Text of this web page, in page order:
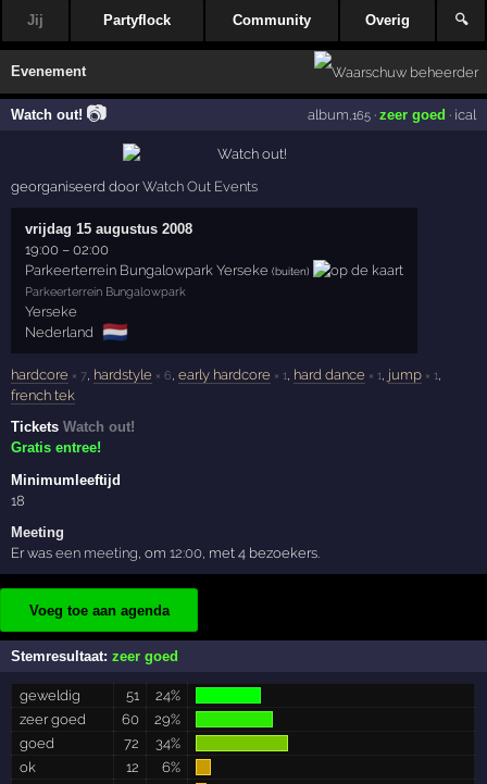
Jij Partyflock Community Overig 🔍
Evenement
Watch out! 📷 album ,165· zeer goed · ical
georganiseerd doorWatch Out Events
vrijdag 15 augustus 2008
19:00 –02:00
Parkeerterrein Bungalowpark Yerseke (buiten)
Parkeerterrein Bungalowpark
Yerseke
Nederland
🇳🇱
hardcore × 7, hardstyle × 6,early hardcore × 1, hard dance × 1, jump × 1,
french tek
TicketsWatch out!
Gratis entree!
Minimumleeftijd
18
Meeting
Er waseen meeting , om12:00 , met 4 bezoekers.
Voeg toe aan agenda
Stemresultaat:zeer goed
geweldig 51
24%
zeer goed
60
29%
goed
72
34%
ok
12
6%